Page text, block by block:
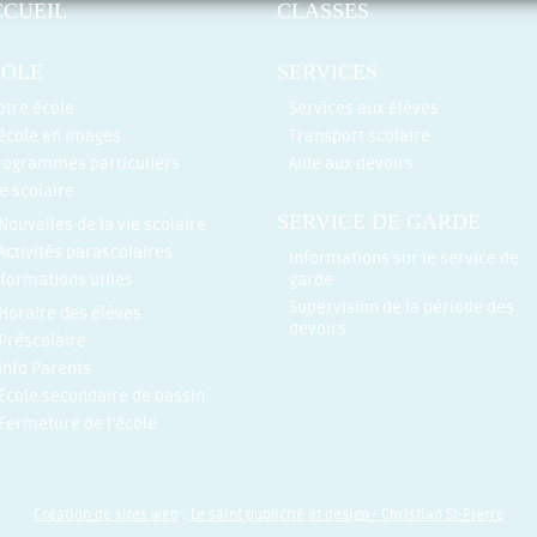
école
en images
particuliers
scolaire
Nouvelles de la vie scolaire
parascolaires
utiles
Horaire des élèves
Préscolaire
Info Parents
École secondaire de bassin
Fermeture de l’école
CLASSES
SERVICES
Services aux élèves
Transport scolaire
Aide aux devoirs
SERVICE DE GARDE
Informations sur le service de
garde
Supervision de la période des
devoirs
Création de sites web Le saint publicité et design - Christian St-Pierre